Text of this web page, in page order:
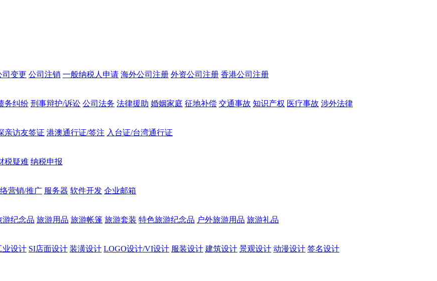
司变更 公司注销 一般纳税人申请 海外公司注册 外资公司注册 香港公司注册
务纠纷 刑事辩护/诉讼 公司法务 法律援助 婚姻家庭 征地补偿 交通事故 知识产权 医疗事故 涉外法律
亲访友签证 港澳通行证/签注 入台证/台湾通行证
税疑难 纳税申报
营销/推广 服务器 软件开发 企业邮箱
游纪念品 旅游用品 旅游帐篷 旅游套装 特色旅游纪念品 户外旅游用品 旅游礼品
业设计 SI店面设计 装潢设计 LOGO设计/VI设计 服装设计 建筑设计 景观设计 动漫设计 签名设计